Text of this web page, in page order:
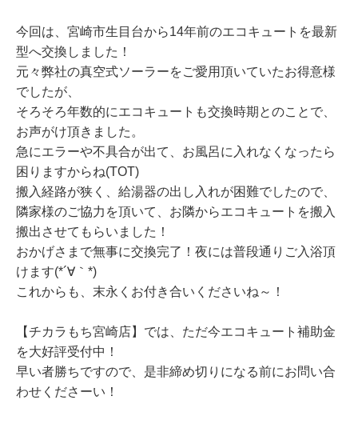
今回は、宮崎市生目台から14年前のエコキュートを最新
型へ交換しました！
元々弊社の真空式ソーラーをご愛用頂いていたお得意様
でしたが、
そろそろ年数的にエコキュートも交換時期とのことで、
お声がけ頂きました。
急にエラーや不具合が出て、お風呂に入れなくなったら
困りますからね(TOT)
搬入経路が狭く、給湯器の出し入れが困難でしたので、
隣家様のご協力を頂いて、お隣からエコキュートを搬入
搬出させてもらいました！
おかげさまで無事に交換完了！夜には普段通りご入浴頂
けます(*´∀｀*)
これからも、末永くお付き合いくださいね～！
【チカラもち宮崎店】では、ただ今エコキュート補助金
を大好評受付中！
早い者勝ちですので、是非締め切りになる前にお問い合
わせくださーい！